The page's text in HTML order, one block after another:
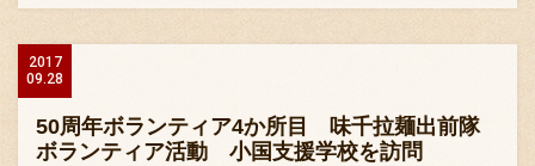
2017
09.28
50周年ボランティア4か所目 味千拉麺出前隊
ボランティア活動 小国支援学校を訪問